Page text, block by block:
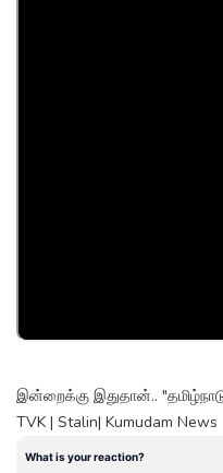
இன்றைக்கு இதுதான்.. "தமிழ்நாடு
TVK | Stalin| Kumudam News